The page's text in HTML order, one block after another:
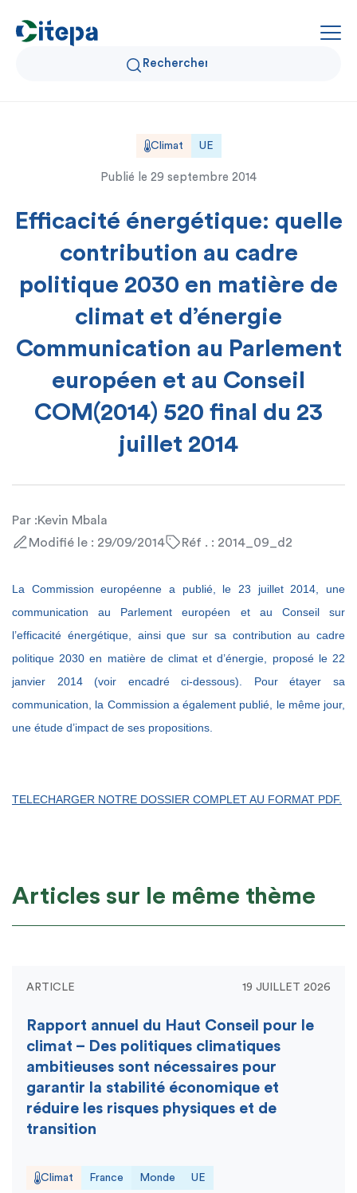
Qui sommes-nous ?
Données Air et Climat
Actualités et décryptages
Expertise et solutions
Climat UE
Publié le 29 septembre 2014
Efficacité énergétique: quelle
contribution au cadre
politique 2030 en matière de
climat et d’énergie
Communication au Parlement
européen et au Conseil
COM(2014) 520 final du 23
juillet 2014
Par :Kevin Mbala
Modifié le : 29/09/2014
Réf . : 2014_09_d2
La Commission européenne a publié, le 23 juillet 2014, une
communication au Parlement européen et au Conseil sur
l’efficacité énergétique, ainsi que sur sa contribution au cadre
politique 2030 en matière de climat et d’énergie, proposé le 22
janvier 2014 (voir encadré ci-dessous). Pour étayer sa
communication, la Commission a également publié, le même jour,
une étude d’impact de ses propositions.
TELECHARGER NOTRE DOSSIER COMPLET AU FORMAT PDF.
Articles sur le même thème
ARTICLE 19 JUILLET 2026
Rapport annuel du Haut Conseil pour le
climat – Des politiques climatiques
ambitieuses sont nécessaires pour
garantir la stabilité économique et
réduire les risques physiques et de
transition
Climat France Monde UE